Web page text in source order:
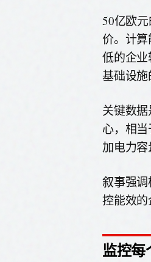
50亿欧
价。计
低的企
基础设施
关键数
心，相
加电力容
叙事强
控能效的
监控每